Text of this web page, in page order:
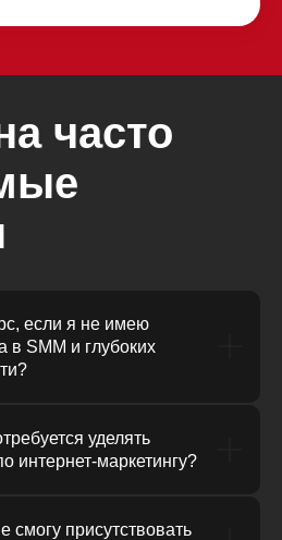
часто
если я не имею
в SMM и глубоких
уделять
интернет-маркетингу?
смогу присутствовать